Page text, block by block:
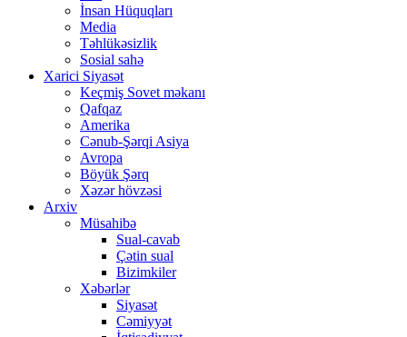
İnsan Hüquqları
Media
Təhlükəsizlik
Sosial sahə
Xarici Siyasət
Keçmiş Sovet məkanı
Qafqaz
Amerika
Cənub-Şərqi Asiya
Avropa
Böyük Şərq
Xəzər hövzəsi
Arxiv
Müsahibə
Sual-cavab
Çətin sual
Bizimkiler
Xəbərlər
Siyasət
Cəmiyyət